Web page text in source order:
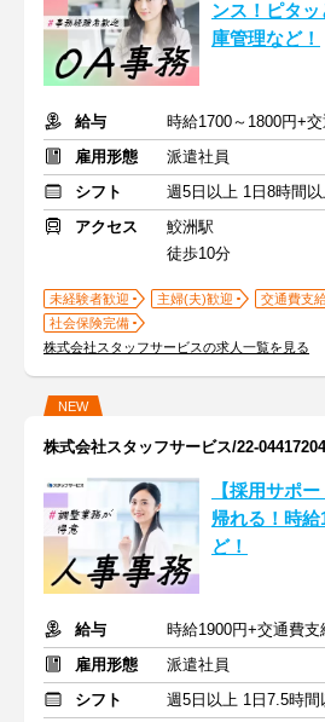
ンス！ピタ
庫管理など！
給与
時給1700～1800円+
雇用形態
派遣社員
シフト
週5日以上 1日8時間
アクセス
鮫洲駅
徒歩10分
未経験者歓迎 主婦(夫)歓迎 交通費支
社会保険完備
株式会社スタッフサービスの求人一覧を見る
NEW
株式会社スタッフサービス/22-04417204
【採用サポ
帰れる！時
ど！
給与
時給1900円+交通費支
雇用形態
派遣社員
シフト
週5日以上 1日7.5時間